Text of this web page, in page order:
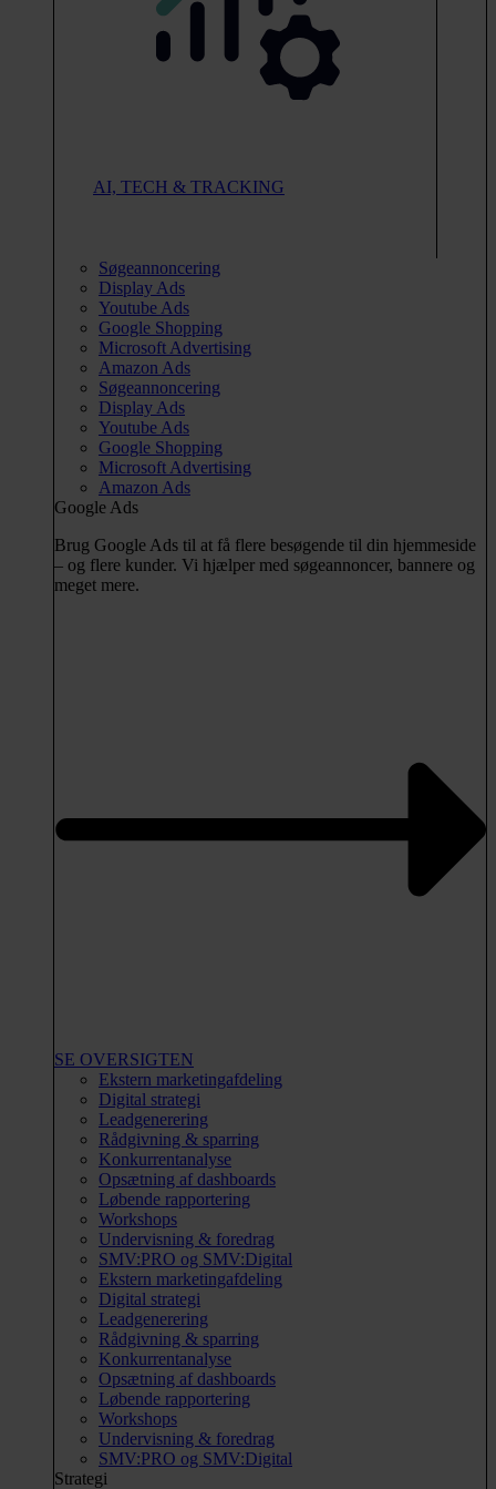
AI, TECH & TRACKING
Søgeannoncering
Display Ads
Youtube Ads
Google Shopping
Microsoft Advertising
Amazon Ads
Søgeannoncering
Display Ads
Youtube Ads
Google Shopping
Microsoft Advertising
Amazon Ads
Google Ads
Brug Google Ads til at få flere besøgende til din hjemmeside
– og flere kunder. Vi hjælper med søgeannoncer, bannere og
meget mere.
SE OVERSIGTEN
Ekstern marketingafdeling
Digital strategi
Leadgenerering
Rådgivning & sparring
Konkurrentanalyse
Opsætning af dashboards
Løbende rapportering
Workshops
Undervisning & foredrag
SMV:PRO og SMV:Digital
Ekstern marketingafdeling
Digital strategi
Leadgenerering
Rådgivning & sparring
Konkurrentanalyse
Opsætning af dashboards
Løbende rapportering
Workshops
Undervisning & foredrag
SMV:PRO og SMV:Digital
Strategi